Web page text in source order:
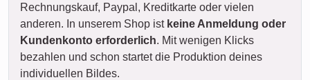
Rechnungskauf, Paypal, Kreditkarte oder vielen
anderen. In unserem Shop ist keine Anmeldung oder
Kundenkonto erforderlich. Mit wenigen Klicks
bezahlen und schon startet die Produktion deines
individuellen Bildes.